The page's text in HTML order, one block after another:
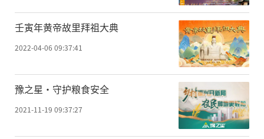
壬寅年黄帝故里拜祖大典
2022-04-06 09:37:41
豫之星·守护粮食安全
2021-11-19 09:37:27